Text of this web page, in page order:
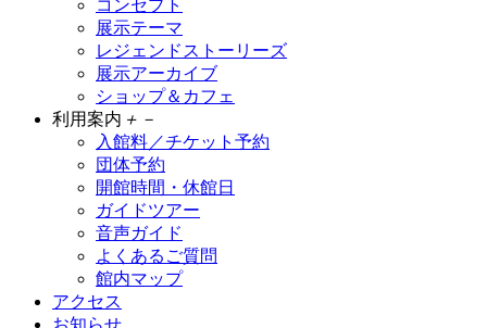
コンセプト
展示テーマ
レジェンドストーリーズ
展示アーカイブ
ショップ＆カフェ
利用案内 ＋ －
入館料／チケット予約
団体予約
開館時間・休館日
ガイドツアー
音声ガイド
よくあるご質問
館内マップ
アクセス